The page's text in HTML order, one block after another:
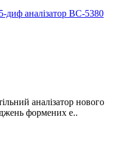
диф аналізатор BC-5380
аналізатор нового
формених е..